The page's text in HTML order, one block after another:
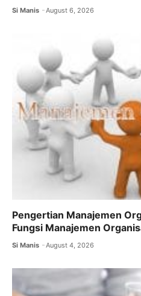
Si Manis August 6, 2026
Pengertian Manajemen
Fungsi Manajemen
Si Manis August 4, 2026